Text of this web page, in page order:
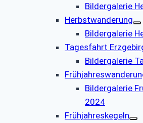
Bildergalerie
Herbstwanderung
Bildergalerie
Tagesfahrt
Bildergalerie
Bildergalerie
2024
Frühjahreskegeln